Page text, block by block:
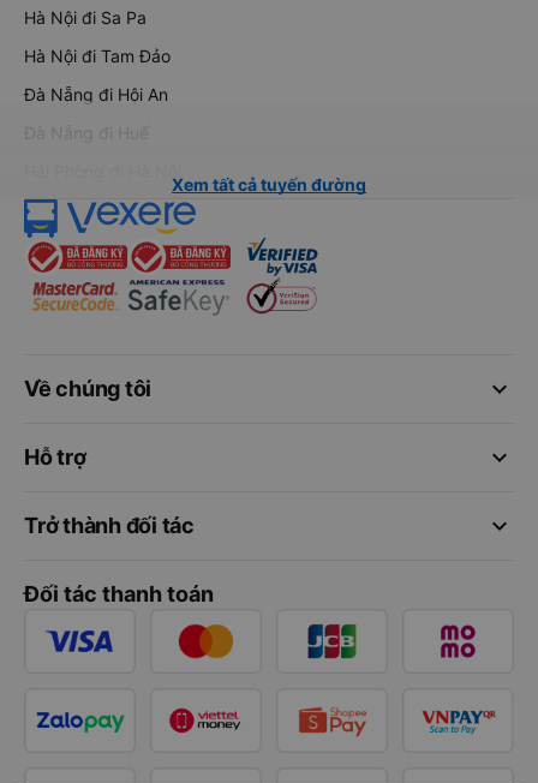
Hà Nội đi Sa Pa
Hà Nội đi Tam Đảo
Đà Nẵng đi Hội An
Đà Nẵng đi Huế
Xem tất cả tuyến đường
keyboard_arrow_down
Về chúng tôi
keyboard_arrow_down
Hỗ trợ
keyboard_arrow_down
Trở thành đối tác
Đối tác thanh toán